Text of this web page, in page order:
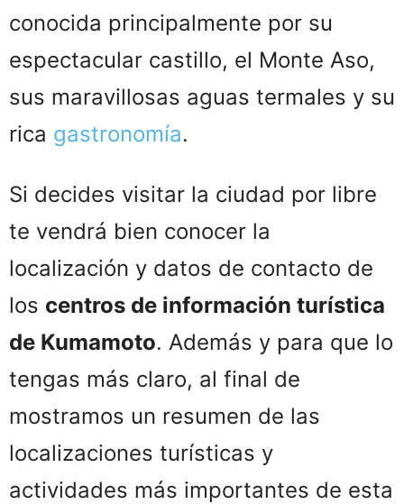
conocida principalmente por su
espectacular castillo, el Monte Aso,
sus maravillosas aguas termales y su
rica gastronomía.
Si decides visitar la ciudad por libre
te vendrá bien conocer la
localización y datos de contacto de
los centros de información turística
de Kumamoto. Además y para que lo
tengas más claro, al final de
mostramos un resumen de las
localizaciones turísticas y
actividades más importantes de esta